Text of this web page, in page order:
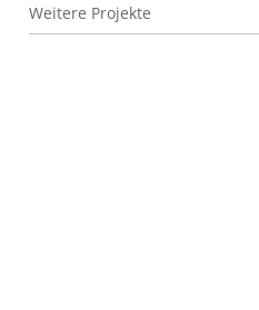
Weitere Projekte